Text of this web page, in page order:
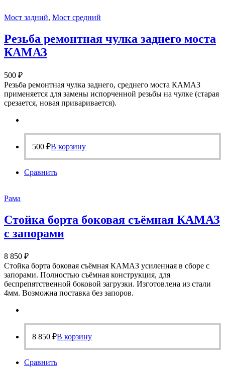
Мост задний, Мост средний
Резьба ремонтная чулка заднего моста
КАМАЗ
500 ₽
Резьба ремонтная чулка заднего, среднего моста КАМАЗ
применяется для замены испорченной резьбы на чулке (старая
срезается, новая приваривается).
500 ₽В корзину
Сравнить
Рама
Стойка борта боковая съёмная КАМАЗ
с запорами
8 850 ₽
Стойка борта боковая съёмная КАМАЗ усиленная в сборе с
запорами. Полностью съёмная конструкция, для
беспрепятственной боковой загрузки. Изготовлена из стали
4мм. Возможна поставка без запоров.
8 850 ₽В корзину
Сравнить